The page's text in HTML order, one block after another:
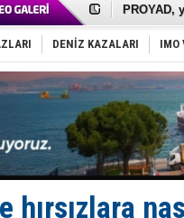
PROYAD,
Türkiye-
Türk
Deniz
DÖDER,
Fairline,
Baltık
Runit
Limana
Türk
Hüseyin
Med
DENİZ KAZALARI IMO
hırsızlara